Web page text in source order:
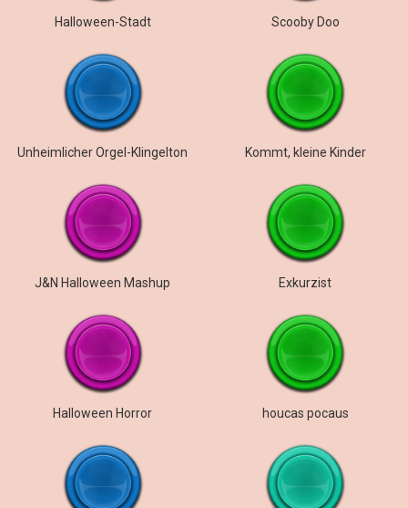
Halloween-Stadt Scooby Doo
Unheimlicher Orgel-Klingelton Kommt, kleine Kinder
J&N Halloween Mashup Exkurzist
Halloween Horror houcas pocaus